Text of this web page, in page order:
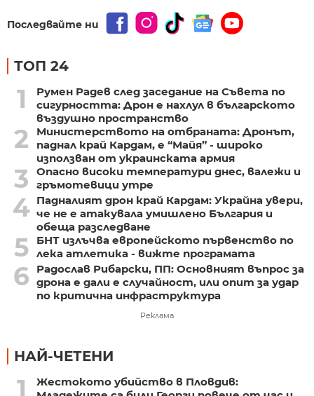
Последвайте ни
ТОП 24
1
Румен Радев след заседание на Съвета по
сигурността: Дрон е нахлул в българското
въздушно пространство
2
Министерството на отбраната: Дронът,
паднал край Кардам, е “Майя” - широко
използван от украинската армия
3
Опасно високи температури днес, валежи и
гръмотевици утре
4 Падналият дрон край Кардам: Украйна увери,
че не е атакувала умишлено България и
обеща разследване
5
БНТ излъчва европейското първенство по
лека атлетика - вижте програмата
6
Радослав Рибарски, ПП: Основният въпрос за
дрона е дали е случайност, или опит за удар
по критична инфраструктура
Реклама
НАЙ-ЧЕТЕНИ
1
Жестокото убийство в Пловдив: